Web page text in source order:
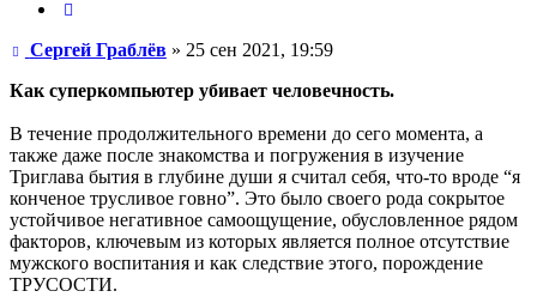
Сообщение
Сергей Граблёв» 25 сен 2021, 19:59
Как суперкомпьютер убивает человечность.
В течение продолжительного времени до сего момента, а
также даже после знакомства и погружения в изучение
Триглава бытия в глубине души я считал себя, что-то вроде “я
конченое трусливое говно”. Это было своего рода сокрытое
устойчивое негативное самоощущение, обусловленное рядом
факторов, ключевым из которых является полное отсутствие
мужского воспитания и как следствие этого, порождение
ТРУСОСТИ.